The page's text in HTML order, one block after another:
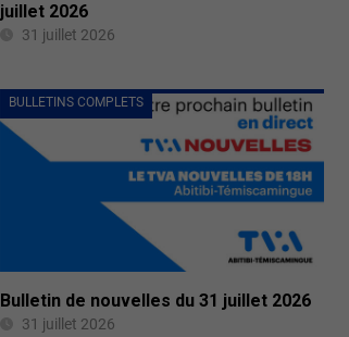
juillet 2026
31 juillet 2026
BULLETINS COMPLETS
Bulletin de nouvelles du 31 juillet 2026
31 juillet 2026